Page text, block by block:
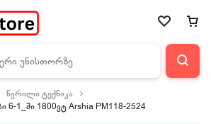
წვრილი ტექნიკა
6-1_ში 1800ვტ Arshia PM118-2524